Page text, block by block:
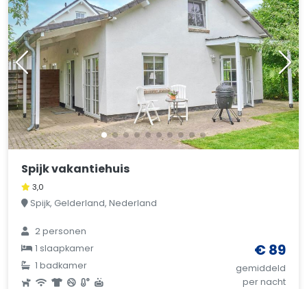
Spijk vakantiehuis
3,0
Spijk, Gelderland, Nederland
2 personen
1 slaapkamer
1 badkamer
€ 89
gemiddeld
per nacht